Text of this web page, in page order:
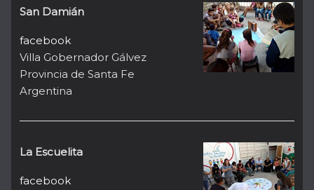
San Damián
facebook
Villa Gobernador Gálvez
Provincia de Santa Fe
Argentina
La Escuelita
facebook